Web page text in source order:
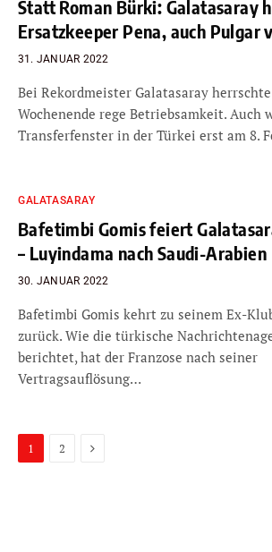
Statt Roman Bürki: Galatasaray
Ersatzkeeper Pena, auch Pulgar
31. JANUAR 2022
Bei Rekordmeister Galatasaray
Wochenende rege Betriebsamkeit. Auch
Transferfenster in der Türkei erst am 8.
GALATASARAY
Bafetimbi Gomis feiert
– Luyindama nach Saudi-Arabien
30. JANUAR 2022
Bafetimbi Gomis kehrt zu seinem Ex-
zurück. Wie die türkische
berichtet, hat der Franzose nach seiner
Vertragsauflösung…
1 2 Next